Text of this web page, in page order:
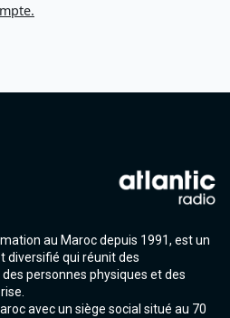
au Maroc depuis 1991, est un
diversifié qui réunit des
personnes physiques et des
avec un siège social situé au 70